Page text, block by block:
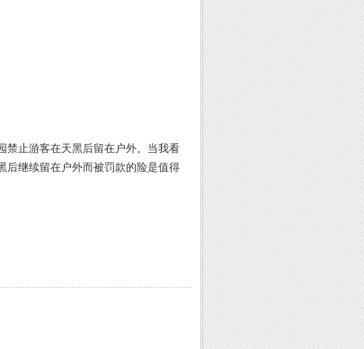
禁止游客在天黑后留在户外。当我看
后继续留在户外而被罚款的险是值得